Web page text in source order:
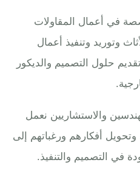
في أعمال المقاولات
وتوريد وتنفيذ أعمال
حلول التصميم والديكور
والاستشاريين نعمل
أفكارهم ورغباتهم إلى
في التصميم والتنفيذ.